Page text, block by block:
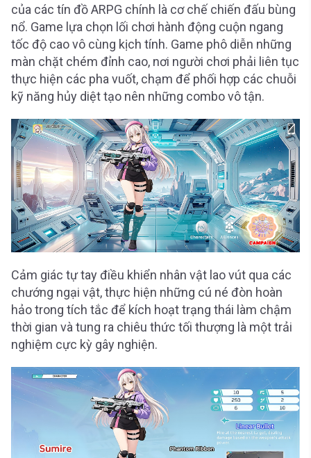
của các tín đồ ARPG chính là cơ chế chiến đấu bùng
nổ. Game lựa chọn lối chơi hành động cuộn ngang
tốc độ cao vô cùng kịch tính. Game phô diễn những
màn chặt chém đỉnh cao, nơi người chơi phải liên tục
thực hiện các pha vuốt, chạm để phối hợp các chuỗi
kỹ năng hủy diệt tạo nên những combo vô tận.
Cảm giác tự tay điều khiển nhân vật lao vút qua các
chướng ngại vật, thực hiện những cú né đòn hoàn
hảo trong tích tắc để kích hoạt trạng thái làm chậm
thời gian và tung ra chiêu thức tối thượng là một trải
nghiệm cực kỳ gây nghiện.